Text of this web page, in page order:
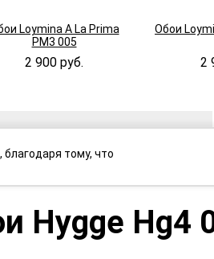
Loymina A La Prima
PM3 005
2 900 руб.
Обои
2
благодаря тому, что
Hygge Hg4